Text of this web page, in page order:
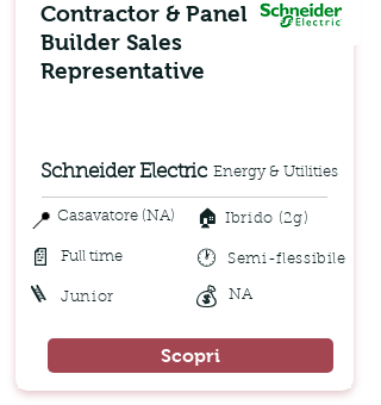
Contractor & Panel
Builder Sales
Representative
Schneider Electric Energy & Utilities
📍 Casavatore (NA) 🏠
📄
Ibrido (2g)
Full time 🕐 Semi-flessibile
🪜 💰
Junior NA
Scopri